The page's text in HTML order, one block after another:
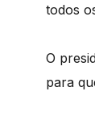
todos
O
para